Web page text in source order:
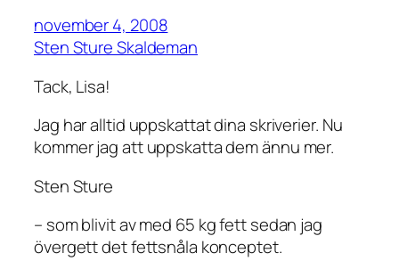
november 4, 2008
Sten Sture Skaldeman
Tack, Lisa!
Jag har alltid uppskattat dina skriverier. Nu
kommer jag att uppskatta dem ännu mer.
Sten Sture
– som blivit av med 65 kg fett sedan jag
övergett det fettsnåla konceptet.